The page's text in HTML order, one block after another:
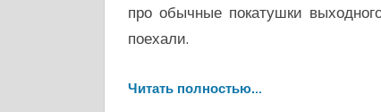
про обычные покатушки
поехали.
Читать полностью…